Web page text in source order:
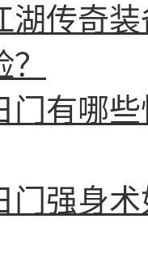
湖传奇
门有哪
门强身